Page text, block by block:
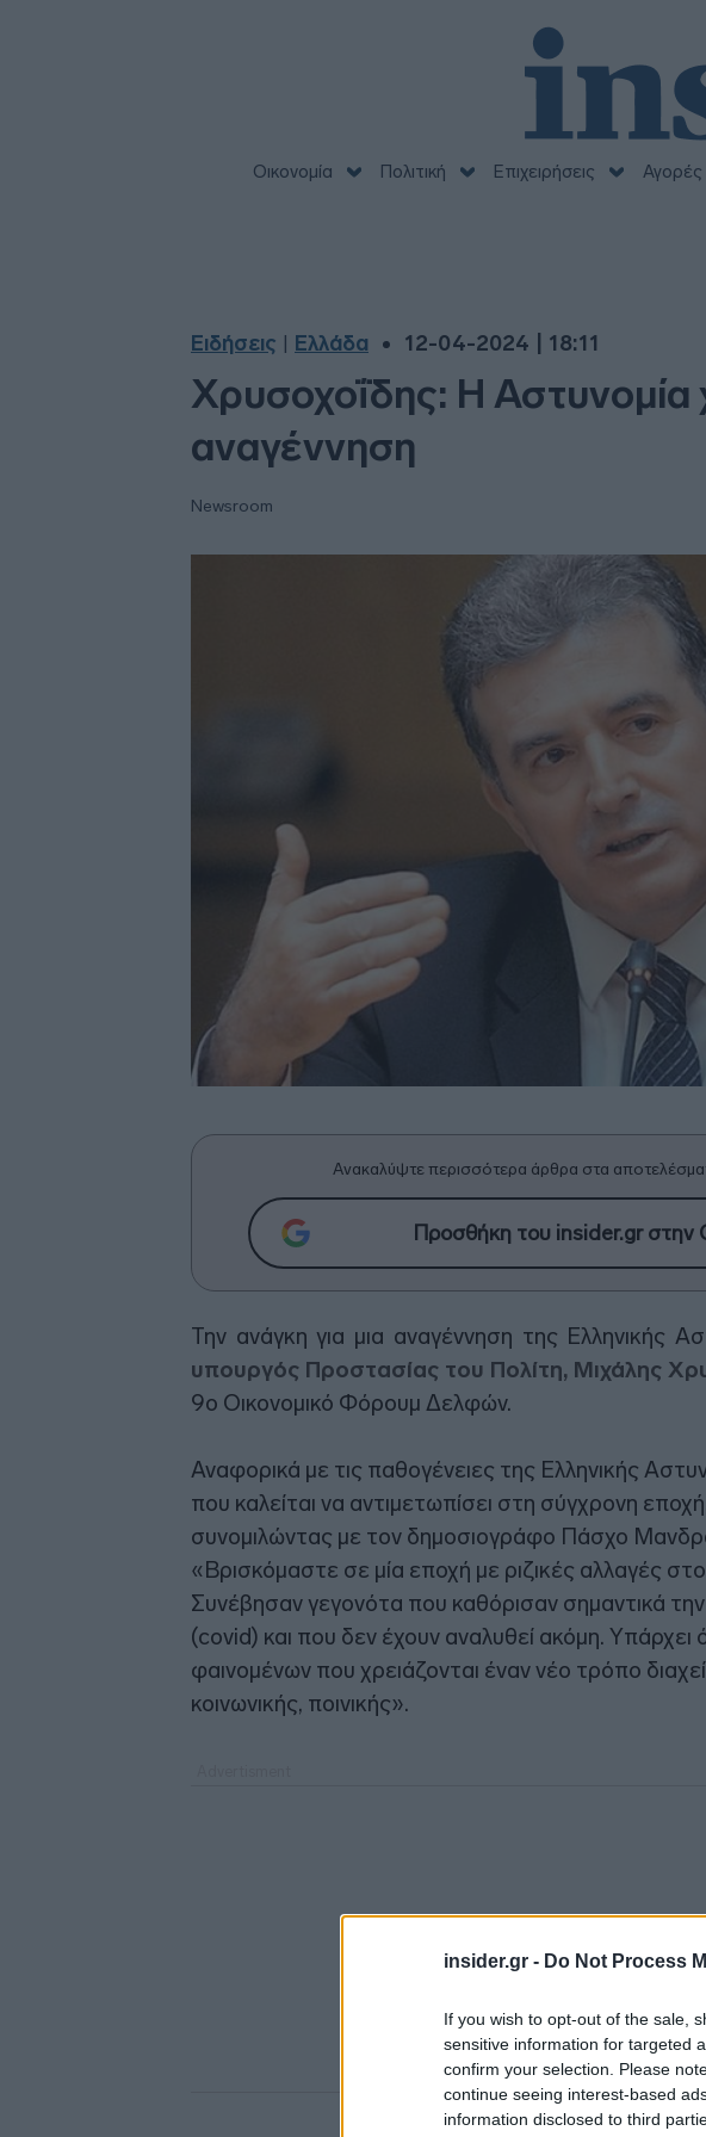
insider.gr - Do Not Process
If you wish to opt-out of the sale,
sensitive information for targeted
confirm your selection. Please
continue seeing interest-based
information disclosed to third
Οικονομία Πολιτική Επιχειρήσεις Αγορές
Ειδήσεις Ελλάδα 12-04-2024 | 18:11
Χρυσοχοΐδης: Η Αστυνομία
αναγέννηση
Newsroom
Ανακαλύψτε περισσότερα άρθρα στα
Προσθήκη του insider.gr στην
Την ανάγκη για μια αναγέννηση της Ελληνικής
υπουργός Προστασίας του Πολίτη, Μιχάλης
9ο Οικονομικό Φόρουμ Δελφών.
Αναφορικά με τις παθογένειες της Ελληνικής
που καλείται να αντιμετωπίσει στη σύγχρονη
συνομιλώντας με τον δημοσιογράφο Πάσχο
«Βρισκόμαστε σε μία εποχή με ριζικές αλλαγές στο
Συνέβησαν γεγονότα που καθόρισαν σημαντικά
(covid) και που δεν έχουν αναλυθεί ακόμη.
φαινομένων που χρειάζονται έναν νέο τρόπο
κοινωνικής, ποινικής».